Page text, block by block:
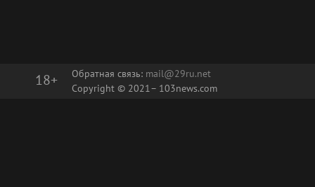
18+ Обратная связь: mail@29ru.net
Copyright © 2021– 103news.com